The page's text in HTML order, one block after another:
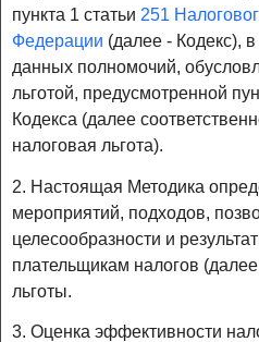
пункта 1 статьи 251
Федерации (далее - Кодекс),
данных полномочий,
льготой, предусмотренной
Кодекса (далее
налоговая льгота).
2. Настоящая Методика
мероприятий, подходов,
целесообразности и
плательщикам налогов
льготы.
3. Оценка эффективности